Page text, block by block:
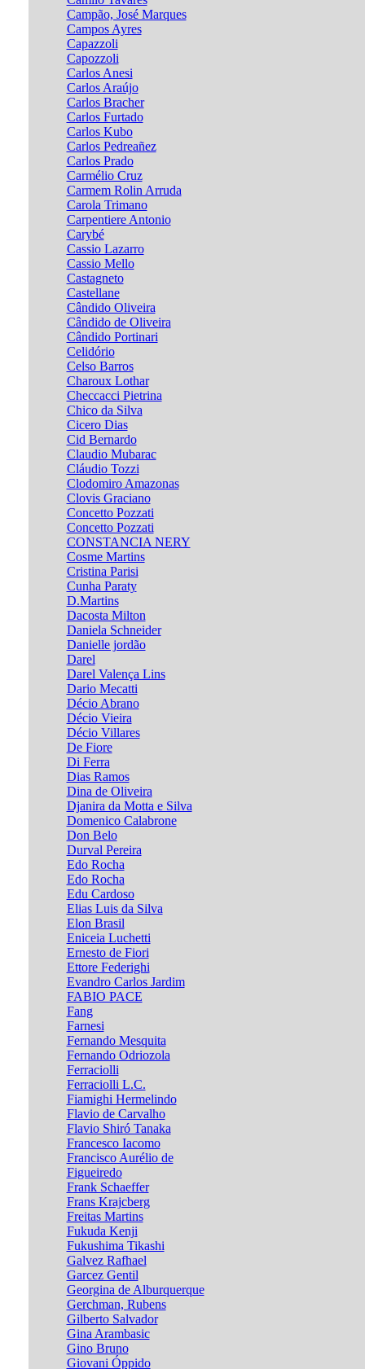
Campão, José Marques
Campos Ayres
Capazzoli
Capozzoli
Carlos Anesi
Carlos Araújo
Carlos Bracher
Carlos Furtado
Carlos Kubo
Carlos Pedreañez
Carlos Prado
Carmélio Cruz
Carmem Rolin Arruda
Carola Trimano
Carpentiere Antonio
Carybé
Cassio Lazarro
Cassio Mello
Castagneto
Castellane
Cândido Oliveira
Cândido de Oliveira
Cândido Portinari
Celidório
Celso Barros
Charoux Lothar
Checcacci Pietrina
Chico da Silva
Cicero Dias
Cid Bernardo
Claudio Mubarac
Cláudio Tozzi
Clodomiro Amazonas
Clovis Graciano
Concetto Pozzati
Concetto Pozzati
CONSTANCIA NERY
Cosme Martins
Cristina Parisi
Cunha Paraty
D.Martins
Dacosta Milton
Daniela Schneider
Danielle jordão
Darel
Darel Valença Lins
Dario Mecatti
Décio Abrano
Décio Vieira
Décio Villares
De Fiore
Di Ferra
Dias Ramos
Dina de Oliveira
Djanira da Motta e Silva
Domenico Calabrone
Don Belo
Durval Pereira
Edo Rocha
Edo Rocha
Edu Cardoso
Elias Luis da Silva
Elon Brasil
Eniceia Luchetti
Ernesto de Fiori
Ettore Federighi
Evandro Carlos Jardim
FABIO PACE
Fang
Farnesi
Fernando Mesquita
Fernando Odriozola
Ferraciolli
Ferraciolli L.C.
Fiamighi Hermelindo
Flavio de Carvalho
Flavio Shiró Tanaka
Francesco Iacomo
Francisco Aurélio de
Figueiredo
Frank Schaeffer
Frans Krajcberg
Freitas Martins
Fukuda Kenji
Fukushima Tikashi
Galvez Rafhael
Garcez Gentil
Georgina de Alburquerque
Gerchman, Rubens
Gilberto Salvador
Gina Arambasic
Gino Bruno
Giovani Óppido